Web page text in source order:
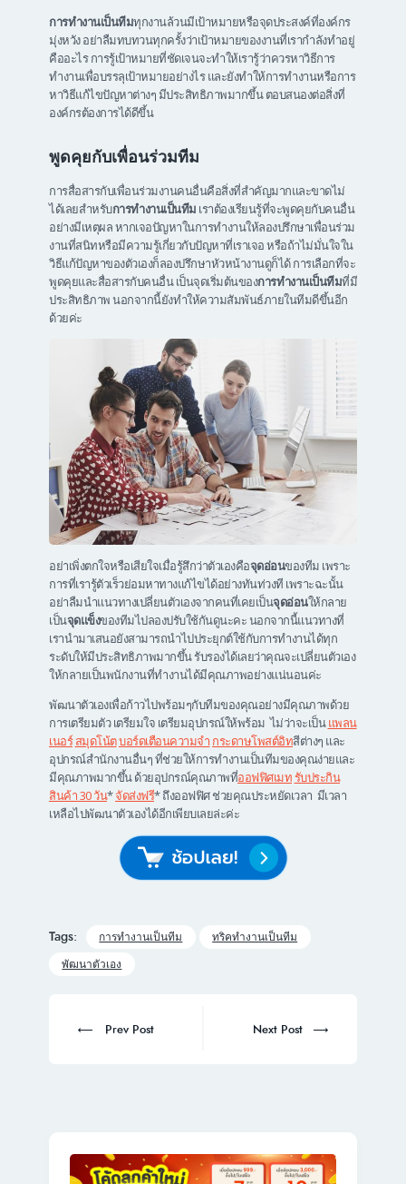
การทำงานเป็นทีมทุกงานล้วนมีเป้าหมายหรือจุดประสงค์ที่องค์กร
มุ่งหวัง อย่าลืมทบทวนทุกครั้งว่าเป้าหมายของงานที่เรากำลังทำอยู่
คืออะไร การรู้เป้าหมายที่ชัดเจนจะทำให้เรารู้ว่าควรหาวิธีการ
ทำงานเพื่อบรรลุเป้าหมายอย่างไร และยังทำให้การทำงานหรือการ
หาวิธีแก้ไขปัญหาต่างๆ มีประสิทธิภาพมากขึ้น ตอบสนองต่อสิ่งที่
องค์กรต้องการได้ดีขึ้น
พูดคุยกับเพื่อนร่วมทีม
การสื่อสารกับเพื่อนร่วมงานคนอื่นคือสิ่งที่สำคัญมากและขาดไม่
ได้เลยสำหรับการทำงานเป็นทีม เราต้องเรียนรู้ที่จะพูดคุยกับคนอื่น
อย่างมีเหตุผล หากเจอปัญหาในการทำงานให้ลองปรึกษาเพื่อนร่วม
งานที่สนิทหรือมีความรู้เกี่ยวกับปัญหาที่เราเจอ หรือถ้าไม่มั่นใจใน
วิธีแก้ปัญหาของตัวเองก็ลองปรึกษาหัวหน้างานดูก็ได้ การเลือกที่จะ
พูดคุยและสื่อสารกับคนอื่น เป็นจุดเริ่มต้นของการทำงานเป็นทีมที่มี
ประสิทธิภาพ นอกจากนี้ยังทำให้ความสัมพันธ์ภายในทีมดีขึ้นอีก
ด้วยค่ะ
อย่าเพิ่งตกใจหรือเสียใจเมื่อรู้สึกว่าตัวเองคือจุดอ่อนของทีม เพราะ
การที่เรารู้ตัวเร็วย่อมหาทางแก้ไขได้อย่างทันท่วงที เพราะฉะนั้น
อย่าลืมนำแนวทางเปลี่ยนตัวเองจากคนที่เคยเป็นจุดอ่อนให้กลาย
เป็นจุดแข็งของทีมไปลองปรับใช้กันดูนะคะ นอกจากนี้แนวทางที่
เรานำมาเสนอยังสามารถนำไปประยุกต์ใช้กับการทำงานได้ทุก
ระดับให้มีประสิทธิภาพมากขึ้น รับรองได้เลยว่าคุณจะเปลี่ยนตัวเอง
ให้กลายเป็นพนักงานที่ทำงานได้มีคุณภาพอย่างแน่นอนค่ะ
พัฒนาตัวเองเพื่อก้าวไปพร้อมๆกับทีมของคุณอย่างมีคุณภาพด้วย
การเตรียมตัว เตรียมใจ เตรียมอุปกรณ์ให้พร้อม ไม่ว่าจะเป็นแพลน
เนอร์ สมุดโน้ตบอร์ดเตือนความจำ กระดาษโพสต์อิทสีต่างๆ และ
อุปกรณ์สำนักงานอื่นๆ ที่ช่วยให้การทำงานเป็นทีมของคุณง่ายและ
มีคุณภาพมากขึ้น ด้วยอุปกรณ์คุณภาพที่ออฟฟิศเมทรับประกิน
สินค้า 30 วัน*จัดส่งฟรี* ถึงออฟฟิศ ช่วยคุณประหยัดเวลา มีเวลา
เหลือไปพัฒนาตัวเองได้อีกเพียบเลยล่ะค่ะ
Tags: การทำงานเป็นทีม
ทริคทำงานเป็นทีม
พัฒนาตัวเอง
navigation
Prev
Prev Post
Next
Next Post